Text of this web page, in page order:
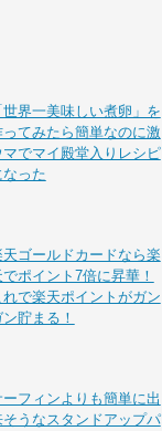
世界一美味しい煮卵」を
ってみたら簡単なのに激
マでマイ殿堂入りレシピ
なった
天ゴールドカードなら楽
でポイント7倍に昇華！
れで楽天ポイントがガン
ン貯まる！
ーフィンよりも簡単に出
そうなスタンドアップパ